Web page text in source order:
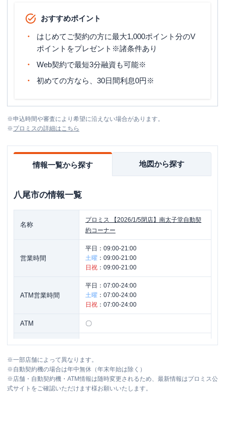
おすすめポイント
はじめてご契約の方に最大1,000ポイント分のV
ポイントをプレゼント※諸条件あり
Web契約で最短3分融資も可能※
初めての方なら、30日間利息0円※
※申込時間や審査により希望に沿えない場合があります。
※プロミスの詳細はこちら
情報一覧から探す 地図から探す
八尾市の情報一覧
名称
プロミス
【2026/1/5閉店】南太子堂自動契
約コーナー
営業時間
平日： 09:00-21:00
土曜 ： 09:00-21:00
日祝 ： 09:00-21:00
ATM営業時間
平日： 07:00-24:00
土曜 ： 07:00-24:00
日祝 ： 07:00-24:00
ATM 〇
住所 大阪府八尾市南太子堂６－２－６６
※一部店舗によって異なります。
※自動契約機の場合は年中無休（年末年始は除く）
※店舗・自動契約機・ATM情報は随時変更されるため、最新情報はプロミス公
式サイトをご確認いただけます様お願いいたします。